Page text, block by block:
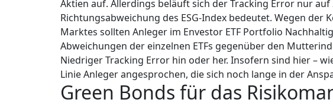
Aktien auf. Allerdings beläuft sich der Tracking Error nur
Richtungsabweichung des ESG-Index bedeutet. Wegen
Marktes sollten Anleger im Envestor ETF Portfolio
Abweichungen der einzelnen ETFs gegenüber den
Niedriger Tracking Error hin oder her. Insofern sind hier –
Linie Anleger angesprochen, die sich noch lange in der
Green Bonds für das